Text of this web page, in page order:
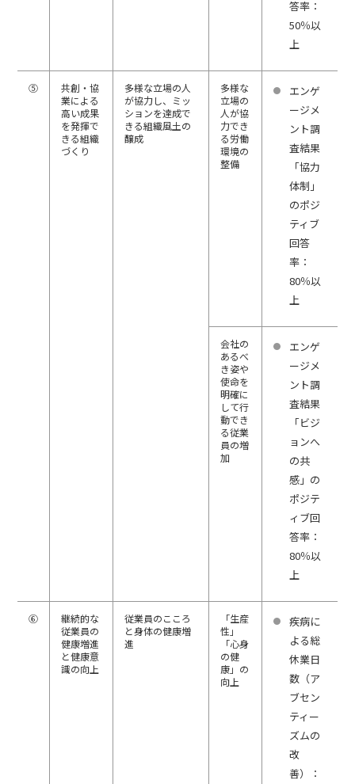
答率：
50％以
上
⑤
共創・協
業による
高い成果
を発揮で
きる組織
づくり
多様な立場の人
が協力し、ミッ
ションを達成で
きる組織風土の
醸成
多様な
立場の
人が協
力でき
る労働
環境の
整備
エンゲ
ージメ
ント調
査結果
「協力
体制」
のポジ
ティブ
回答
率：
80％以
上
会社の
あるべ
き姿や
使命を
明確に
して行
動でき
る従業
員の増
加
エンゲ
ージメ
ント調
査結果
「ビジ
ョンへ
の共
感」の
ポジテ
ィブ回
答率：
80％以
上
⑥
継続的な
従業員の
健康増進
と健康意
識の向上
従業員のこころ
と身体の健康増
進
「生産
性」
「心身
の健
康」の
向上
疾病に
よる総
休業日
数（ア
ブセン
ティー
ズムの
改
善）：